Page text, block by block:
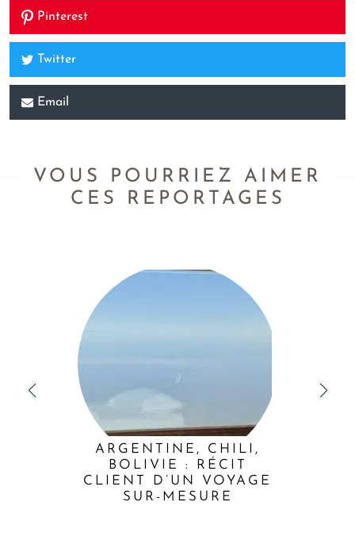
Pinterest
Twitter
Email
VOUS POURRIEZ AIMER
CES REPORTAGES
ARGENTINE, CHILI,
BOLIVIE : RÉCIT
CLIENT D’UN VOYAGE
SUR-MESURE